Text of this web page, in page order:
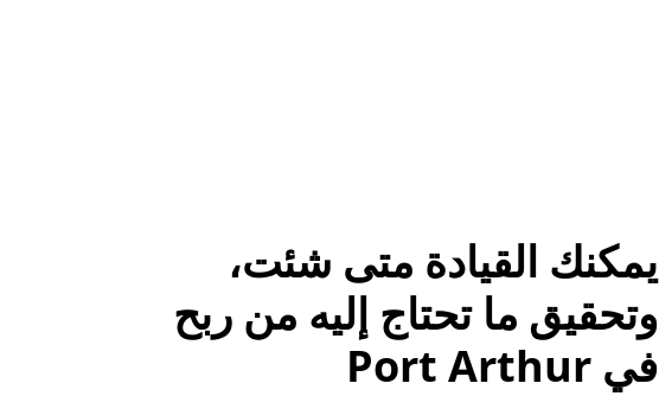
يمكنك القيادة متى شئت،
وتحقيق ما تحتاج إليه من ربح
في Port Arthur